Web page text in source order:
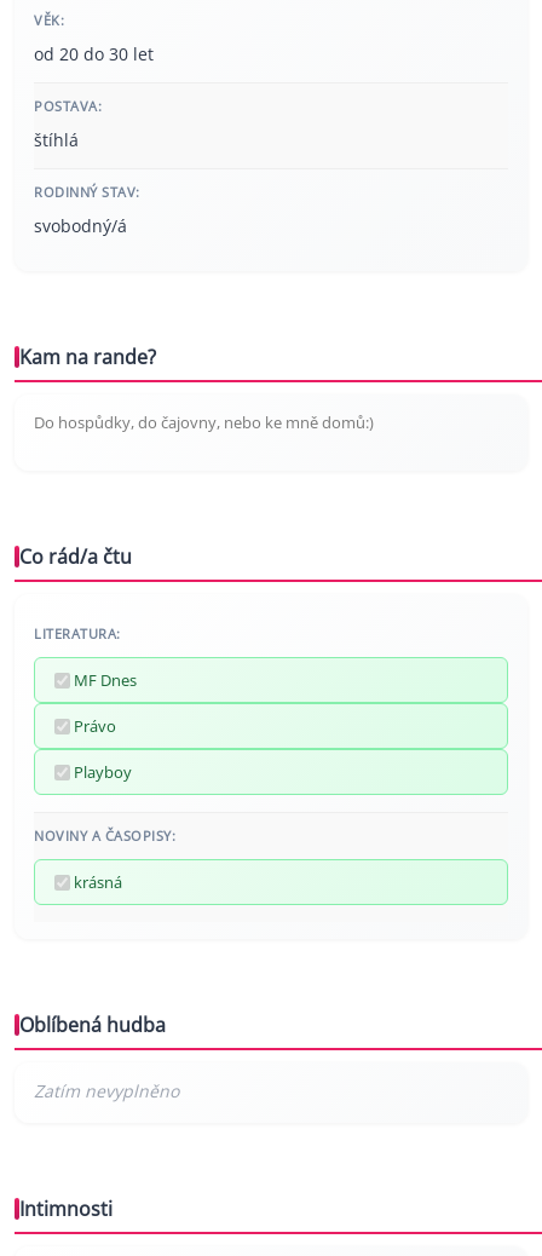
VĚK:
od 20 do 30 let
POSTAVA:
štíhlá
RODINNÝ STAV:
svobodný/á
Kam na rande?
Do hospůdky, do čajovny, nebo ke mně domů:)
Co rád/a čtu
LITERATURA:
MF Dnes
Právo
Playboy
NOVINY A ČASOPISY:
krásná
Oblíbená hudba
Intimnosti